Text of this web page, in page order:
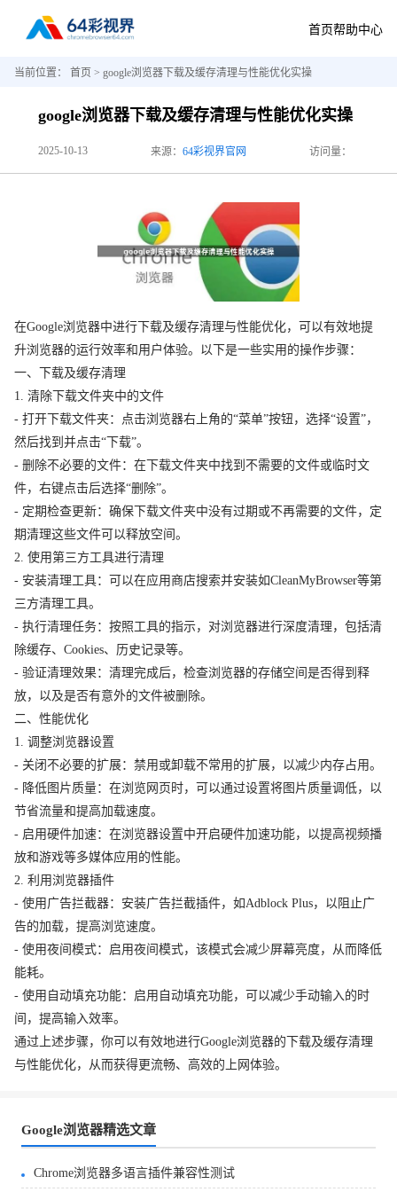
首页帮助中心
当前位置： 首页 > google浏览器下载及缓存清理与性能优化实操
google浏览器下载及缓存清理与性能优化实操
2025-10-13 来源： 64彩视界官网 访问量：
在Google浏览器中进行下载及缓存清理与性能优化，可以有效地提
升浏览器的运行效率和用户体验。以下是一些实用的操作步骤：
一、下载及缓存清理
1. 清除下载文件夹中的文件
- 打开下载文件夹：点击浏览器右上角的“菜单”按钮，选择“设置”，
然后找到并点击“下载”。
- 删除不必要的文件：在下载文件夹中找到不需要的文件或临时文
件，右键点击后选择“删除”。
- 定期检查更新：确保下载文件夹中没有过期或不再需要的文件，定
期清理这些文件可以释放空间。
2. 使用第三方工具进行清理
- 安装清理工具：可以在应用商店搜索并安装如CleanMyBrowser等第
三方清理工具。
- 执行清理任务：按照工具的指示，对浏览器进行深度清理，包括清
除缓存、Cookies、历史记录等。
- 验证清理效果：清理完成后，检查浏览器的存储空间是否得到释
放，以及是否有意外的文件被删除。
二、性能优化
1. 调整浏览器设置
- 关闭不必要的扩展：禁用或卸载不常用的扩展，以减少内存占用。
- 降低图片质量：在浏览网页时，可以通过设置将图片质量调低，以
节省流量和提高加载速度。
- 启用硬件加速：在浏览器设置中开启硬件加速功能，以提高视频播
放和游戏等多媒体应用的性能。
2. 利用浏览器插件
- 使用广告拦截器：安装广告拦截插件，如Adblock Plus，以阻止广
告的加载，提高浏览速度。
- 使用夜间模式：启用夜间模式，该模式会减少屏幕亮度，从而降低
能耗。
- 使用自动填充功能：启用自动填充功能，可以减少手动输入的时
间，提高输入效率。
通过上述步骤，你可以有效地进行Google浏览器的下载及缓存清理
与性能优化，从而获得更流畅、高效的上网体验。
Google浏览器精选文章
Chrome浏览器多语言插件兼容性测试